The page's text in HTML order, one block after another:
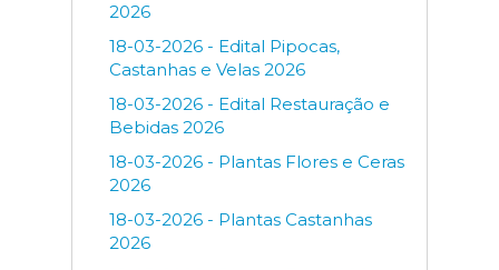
2026
18-03-2026 - Edital Pipocas,
Castanhas e Velas 2026
18-03-2026 - Edital Restauração e
Bebidas 2026
18-03-2026 - Plantas Flores e Ceras
2026
18-03-2026 - Plantas Castanhas
2026